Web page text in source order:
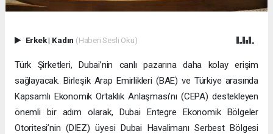
Erkek| Kadın (Haberi Sesli Oku)
Türk Şirketleri, Dubai’nin canlı pazarına daha kolay erişim
sağlayacak. Birleşik Arap Emirlikleri (BAE) ve Türkiye arasında
Kapsamlı Ekonomik Ortaklık Anlaşması’nı (CEPA) destekleyen
önemli bir adım olarak, Dubai Entegre Ekonomik Bölgeler
Otoritesi’nin (DIEZ) üyesi Dubai Havalimanı Serbest Bölgesi